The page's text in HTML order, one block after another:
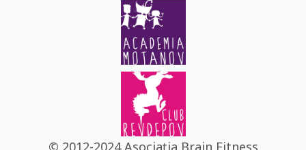
© 2012-2024 Asociația Brain Fitness